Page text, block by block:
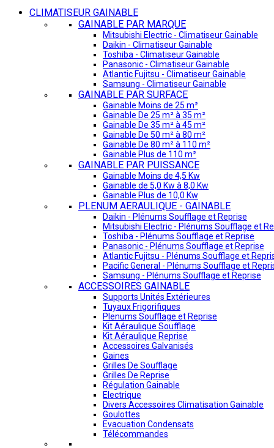
CLIMATISEUR GAINABLE
GAINABLE PAR MARQUE
Mitsubishi Electric - Climatiseur Gainable
Daikin - Climatiseur Gainable
Toshiba - Climatiseur Gainable
Panasonic - Climatiseur Gainable
Atlantic Fujitsu - Climatiseur Gainable
Samsung - Climatiseur Gainable
GAINABLE PAR SURFACE
Gainable Moins de 25 m²
Gainable De 25 m² à 35 m²
Gainable De 35 m² à 45 m²
Gainable De 50 m² à 80 m²
Gainable De 80 m² à 110 m²
Gainable Plus de 110 m²
GAINABLE PAR PUISSANCE
Gainable Moins de 4,5 Kw
Gainable de 5,0 Kw à 8,0 Kw
Gainable Plus de 10,0 Kw
PLENUM AERAULIQUE - GAINABLE
Daikin - Plénums Soufflage et Reprise
Mitsubishi Electric - Plénums Soufflage et
Toshiba - Plénums Soufflage et Reprise
Panasonic - Plénums Soufflage et Reprise
Atlantic Fujitsu - Plénums Soufflage et
Pacific General - Plénums Soufflage et
Samsung - Plénums Soufflage et Reprise
ACCESSOIRES GAINABLE
Supports Unités Extérieures
Tuyaux Frigorifiques
Plenums Soufflage et Reprise
Kit Aéraulique Soufflage
Kit Aéraulique Reprise
Accessoires Galvanisés
Gaines
Grilles De Soufflage
Grilles De Reprise
Régulation Gainable
Electrique
Divers Accessoires Climatisation Gainable
Goulottes
Evacuation Condensats
Télécommandes